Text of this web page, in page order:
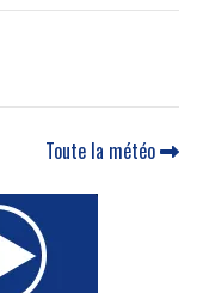
Toute la météo